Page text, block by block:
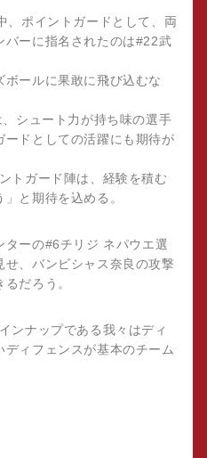
、ポイントガードとして、両
バーに指名されたのは#22武
ールに果敢に飛び込むな
シュート力が持ち味の選手
ードとしての活躍にも期待が
トガード陣は、経験を積む
と期待を込める。
ターの#6チリジ ネパウエ選
、バンビシャス奈良の攻撃
だろう。
ンナップである我々はディ
ィフェンスが基本のチーム